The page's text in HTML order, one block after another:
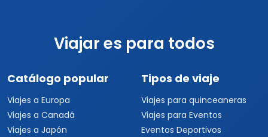
Viajar es para todos
Catálogo popular
Viajes a Europa
Viajes a Canadá
Viajes a Japón
Tipos de viaje
Viajes para quinceaneras
Viajes para Eventos
Eventos Deportivos